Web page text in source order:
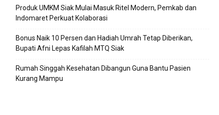
Produk UMKM Siak Mulai Masuk Ritel Modern, Pemkab dan
Indomaret Perkuat Kolaborasi
Bonus Naik 10 Persen dan Hadiah Umrah Tetap Diberikan,
Bupati Afni Lepas Kafilah MTQ Siak
Rumah Singgah Kesehatan Dibangun Guna Bantu Pasien
Kurang Mampu